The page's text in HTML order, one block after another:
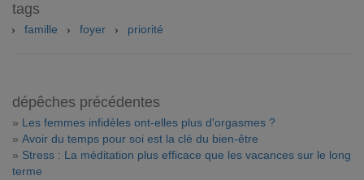
tags
famille foyer priorité
dépêches précédentes
» Les femmes infidèles ont-elles plus d'orgasmes ?
» Avoir du temps pour soi est la clé du bien-être
» Stress : La méditation plus efficace que les vacances sur le long
terme